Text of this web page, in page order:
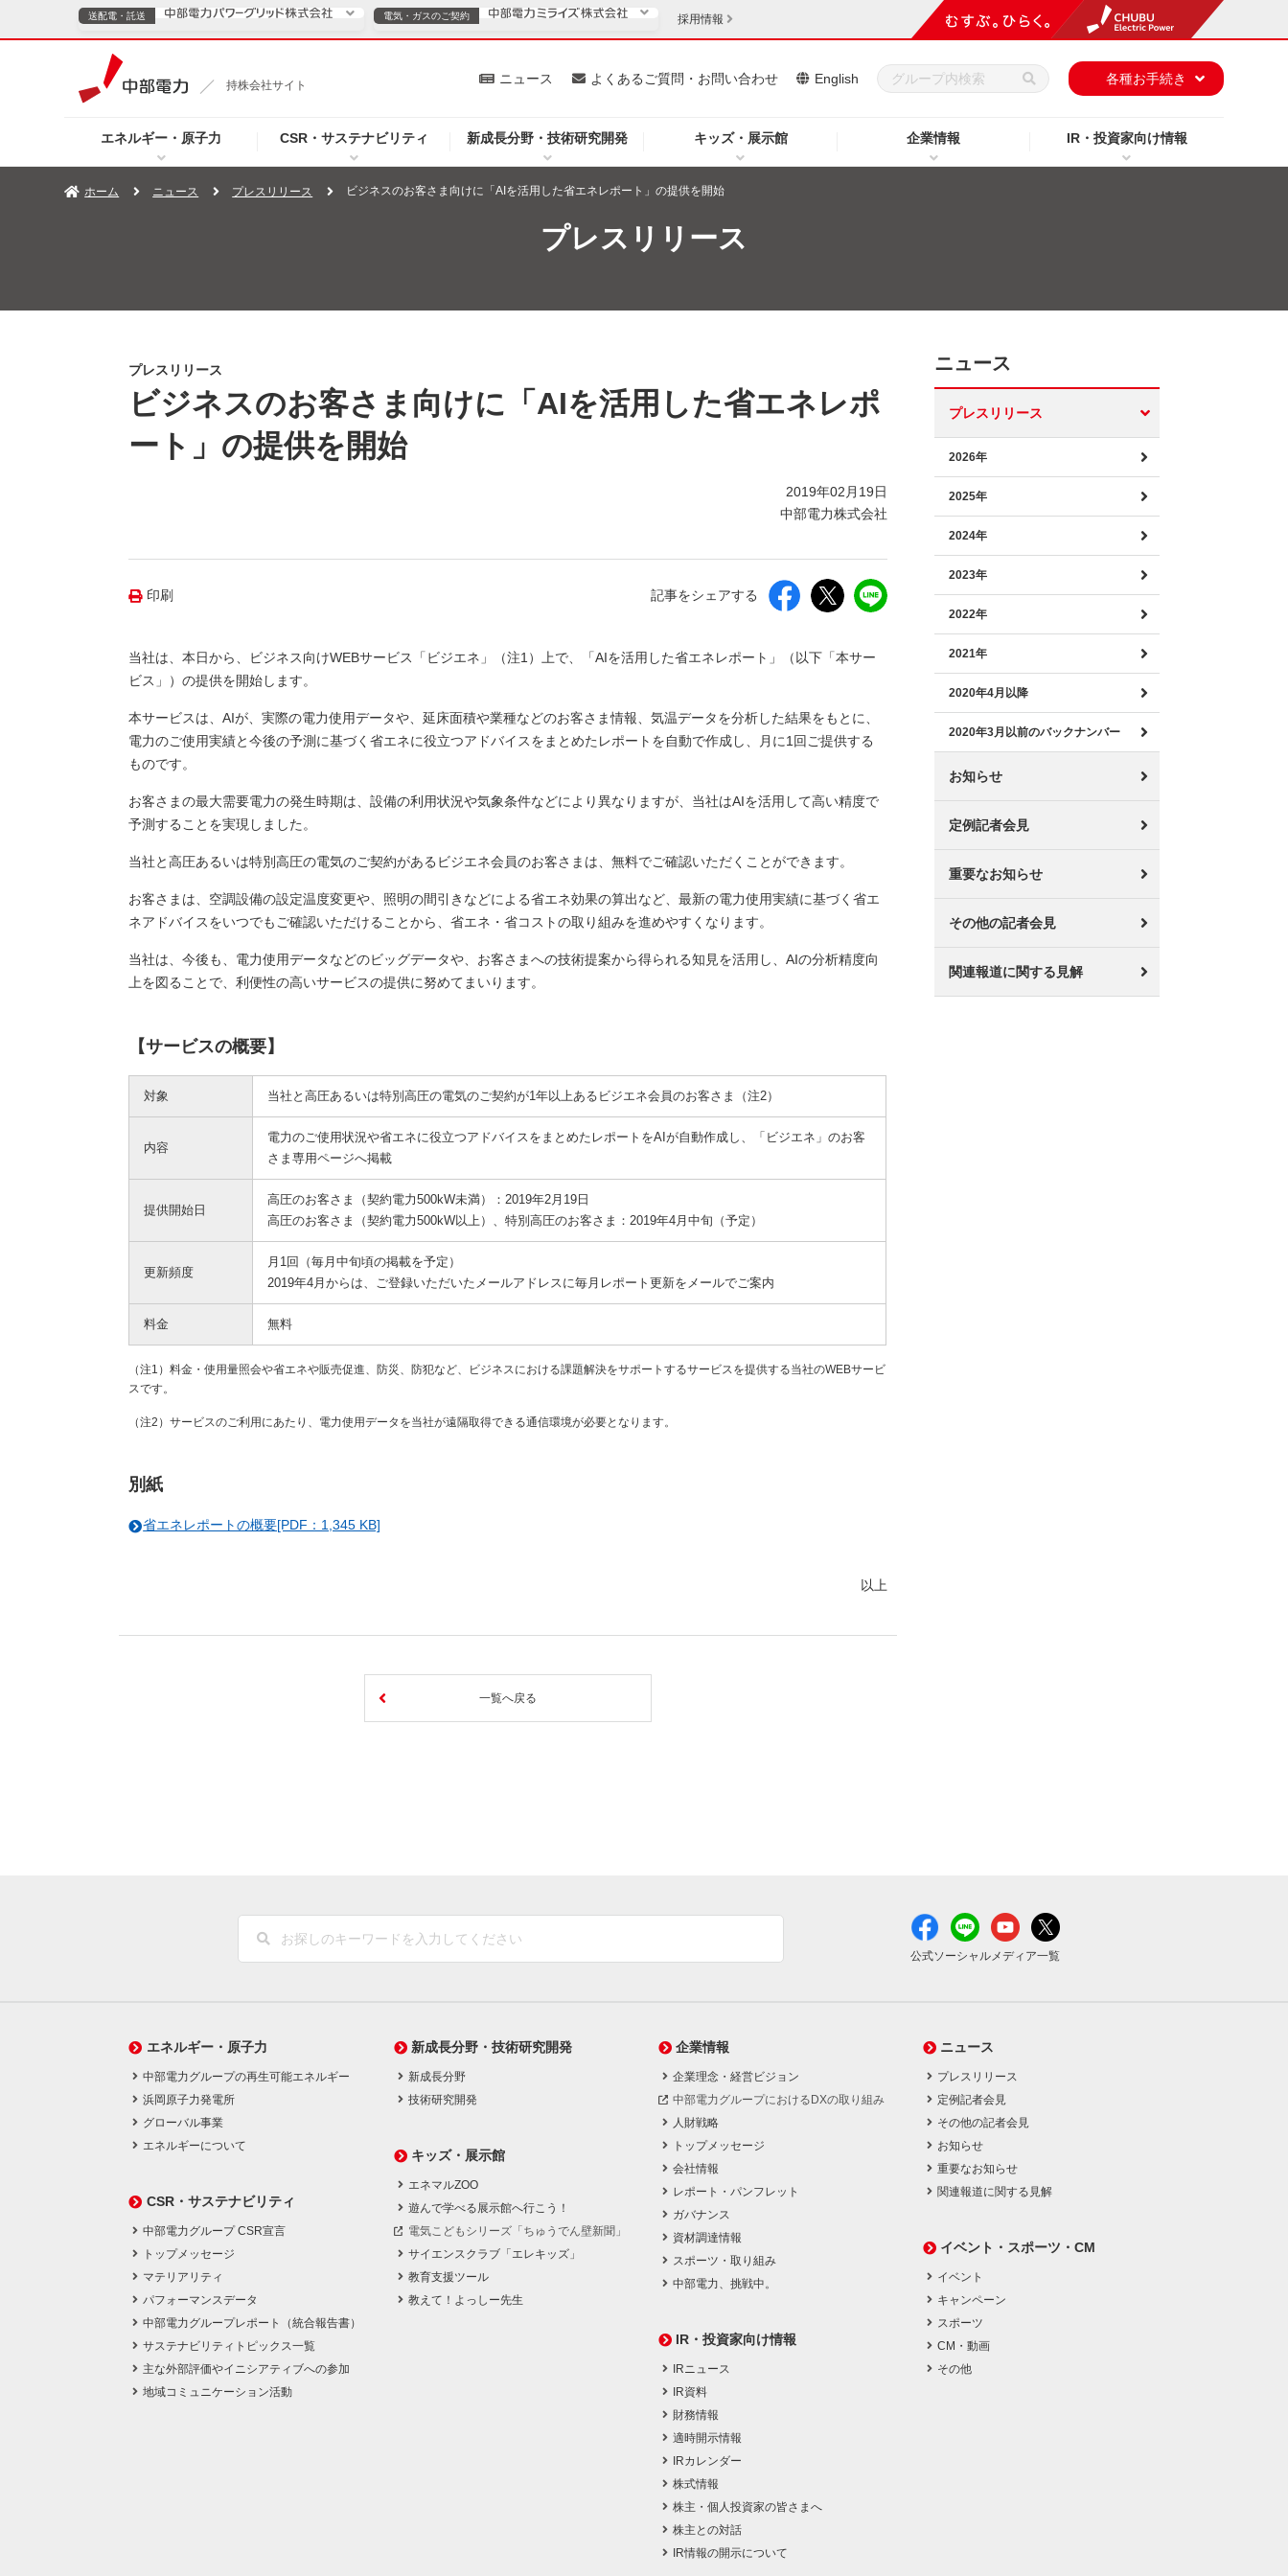
持株会社サイト
エネルギー・原子力 CSR・サステナビリティ 新成長分野・技術研究開発 キッズ・展示館 企業情報 IR・投資家向け情報
ニュース よくあるご質問・お問い合わせ English 各種お手続き
送配電・託送
TOPページへ ご案内 安定供給
企業情報
（新しいウィンドウを開きます）
よくあるご質問・お問い合わせ（新しいウィンドウを開きます）
電気・ガスのご契約
電気・ガスのご契約
TOPページへ 個人のお客さま 法人のお客さま
採用情報
ホーム ニュース プレスリリース ビジネスのお客さま向けに「AIを活用した省エネレポート」の提供を開始
プレスリリース
プレスリリース
ビジネスのお客さま向けに「AIを活用した省エネレポ
ート」の提供を開始
2019年02月19日
中部電力株式会社
印刷 記事をシェアする
当社は、本日から、ビジネス向けWEBサービス「ビジエネ」（注1）上で、「AIを活用した省エネレポート」（以下「本サー
ビス」）の提供を開始します。
本サービスは、AIが、実際の電力使用データや、延床面積や業種などのお客さま情報、気温データを分析した結果をもとに、
電力のご使用実績と今後の予測に基づく省エネに役立つアドバイスをまとめたレポートを自動で作成し、月に1回ご提供する
ものです。
お客さまの最大需要電力の発生時期は、設備の利用状況や気象条件などにより異なりますが、当社はAIを活用して高い精度で
予測することを実現しました。
当社と高圧あるいは特別高圧の電気のご契約があるビジエネ会員のお客さまは、無料でご確認いただくことができます。
お客さまは、空調設備の設定温度変更や、照明の間引きなどによる省エネ効果の算出など、最新の電力使用実績に基づく省エ
ネアドバイスをいつでもご確認いただけることから、省エネ・省コストの取り組みを進めやすくなります。
当社は、今後も、電力使用データなどのビッグデータや、お客さまへの技術提案から得られる知見を活用し、AIの分析精度向
上を図ることで、利便性の高いサービスの提供に努めてまいります。
【サービスの概要】
対象 当社と高圧あるいは特別高圧の電気のご契約が1年以上あるビジエネ会員のお客さま（注2）
内容
電力のご使用状況や省エネに役立つアドバイスをまとめたレポートをAIが自動作成し、「ビジエネ」のお客
さま専用ページへ掲載
提供開始日
高圧のお客さま（契約電力500kW未満）：2019年2月19日
高圧のお客さま（契約電力500kW以上）、特別高圧のお客さま：2019年4月中旬（予定）
更新頻度
月1回（毎月中旬頃の掲載を予定）
2019年4月からは、ご登録いただいたメールアドレスに毎月レポート更新をメールでご案内
料金 無料
（注1）料金・使用量照会や省エネや販売促進、防災、防犯など、ビジネスにおける課題解決をサポートするサービスを提供する当社のWEBサービ
スです。
（注2）サービスのご利用にあたり、電力使用データを当社が遠隔取得できる通信環境が必要となります。
別紙
省エネレポートの概要[PDF：1,345 KB]
以上
一覧へ戻る
ニュース
プレスリリース
2026年
2025年
2024年
2023年
2022年
2021年
2020年4月以降
2020年3月以前のバックナンバー
お知らせ
定例記者会見
重要なお知らせ
その他の記者会見
関連報道に関する見解
公式ソーシャルメディア一覧
エネルギー・原子力
中部電力グループの再生可能エネルギー
浜岡原子力発電所
グローバル事業
エネルギーについて
CSR・サステナビリティ
中部電力グループ CSR宣言
トップメッセージ
マテリアリティ
パフォーマンスデータ
中部電力グループレポート（統合報告書）
サステナビリティトピックス一覧
主な外部評価やイニシアティブへの参加
地域コミュニケーション活動
新成長分野・技術研究開発
新成長分野
技術研究開発
キッズ・展示館
エネマルZOO
遊んで学べる展示館へ行こう！
電気こどもシリーズ「ちゅうでん壁新聞」
サイエンスクラブ「エレキッズ」
教育支援ツール
教えて！よっしー先生
企業情報
企業理念・経営ビジョン
中部電力グループにおけるDXの取り組み
人財戦略
トップメッセージ
会社情報
レポート・パンフレット
ガバナンス
資材調達情報
スポーツ・取り組み
中部電力、挑戦中。
IR・投資家向け情報
IRニュース
IR資料
財務情報
適時開示情報
IRカレンダー
株式情報
株主・個人投資家の皆さまへ
株主との対話
IR情報の開示について
ニュース
プレスリリース
定例記者会見
その他の記者会見
お知らせ
重要なお知らせ
関連報道に関する見解
イベント・スポーツ・CM
イベント
キャンペーン
スポーツ
CM・動画
その他